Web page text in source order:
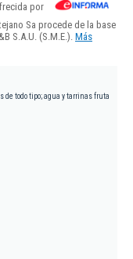
por
Sa procede de la base
S.A.U. (S.M.E.). Más
de todo tipo; agua y tarrinas fruta